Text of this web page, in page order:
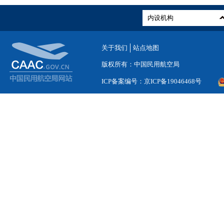
关于我们 站点地图
版权所有：中国民用航空局
ICP备案编号：京ICP备19046468号